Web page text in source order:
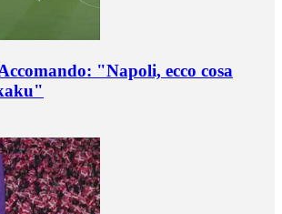
"Napoli, ecco cosa